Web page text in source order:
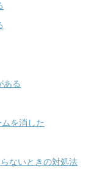
ある
を消した
ないときの対処法